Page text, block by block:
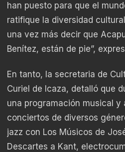
han puesto para que el
ratifique la diversidad
una vez más decir que
Benítez, están de pie”,
En tanto, la secretaria de
Curiel de Icaza, detalló que
una programación musical
conciertos de diversos
jazz con Los Músicos de
Descartes a Kant,